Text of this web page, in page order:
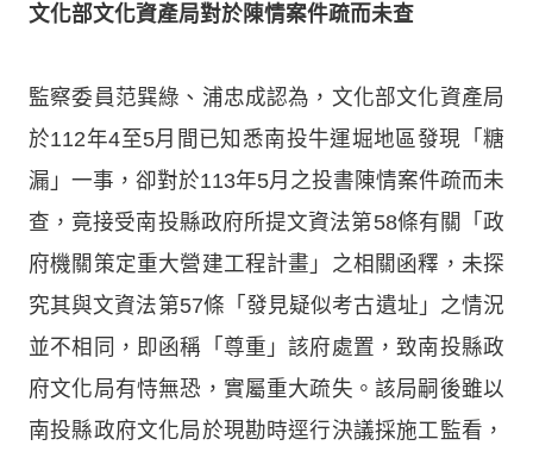
文化部文化資產局對於陳情案件疏而未查
監察委員范巽綠、浦忠成認為，文化部文化資產局
於112年4至5月間已知悉南投牛運堀地區發現「糖
漏」一事，卻對於113年5月之投書陳情案件疏而未
查，竟接受南投縣政府所提文資法第58條有關「政
府機關策定重大營建工程計畫」之相關函釋，未探
究其與文資法第57條「發見疑似考古遺址」之情況
並不相同，即函稱「尊重」該府處置，致南投縣政
府文化局有恃無恐，實屬重大疏失。該局嗣後雖以
南投縣政府文化局於現勘時逕行決議採施工監看，